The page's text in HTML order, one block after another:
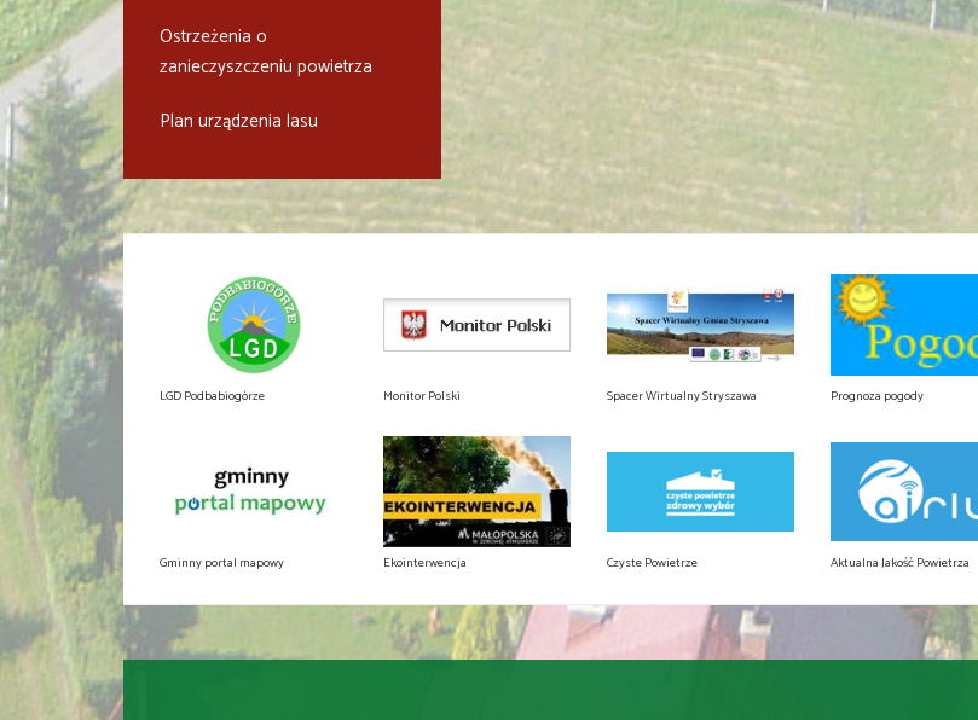
Ostrzeżenia o
zanieczyszczeniu powietrza
Plan urządzenia lasu
LGD Podbabiogórze Monitor Polski Spacer Wirtualny Stryszawa Prognoza pogody
Gminny portal mapowy Ekointerwencja Czyste Powietrze Aktualna Jakość Powietrza